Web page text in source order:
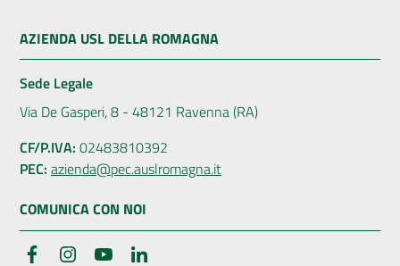
AZIENDA USL DELLA ROMAGNA
Sede Legale
Via De Gasperi, 8 - 48121 Ravenna (RA)
CF/P.IVA: 02483810392
PEC: azienda@pec.auslromagna.it
COMUNICA CON NOI
FacebookInstagramYouTube